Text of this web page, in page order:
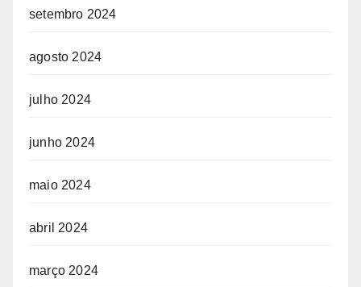
setembro 2024
agosto 2024
julho 2024
junho 2024
maio 2024
abril 2024
março 2024